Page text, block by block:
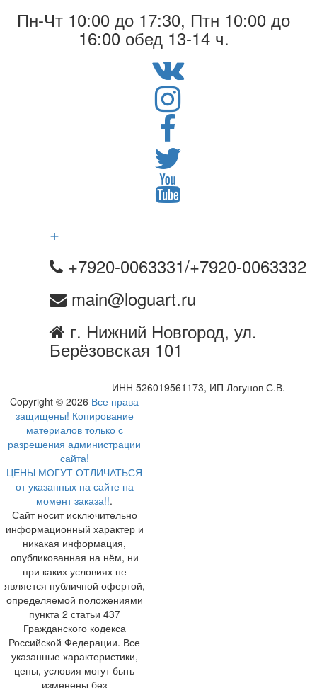
Пн-Чт 10:00 до 17:30, Птн 10:00 до
16:00 обед 13-14 ч.
+
+7920-0063331/+7920-0063332
main@loguart.ru
г. Нижний Новгород, ул.
Берёзовская 101
ИНН 526019561173, ИП Логунов С.В.
Copyright © 2026 Все права
защищены! Копирование
материалов только с
разрешения администрации
сайта!
ЦЕНЫ МОГУТ ОТЛИЧАТЬСЯ
от указанных на сайте на
момент заказа!!.
Сайт носит исключительно
информационный характер и
никакая информация,
опубликованная на нём, ни
при каких условиях не
является публичной офертой,
определяемой положениями
пункта 2 статьи 437
Гражданского кодекса
Российской Федерации. Все
указанные характеристики,
цены, условия могут быть
изменены без